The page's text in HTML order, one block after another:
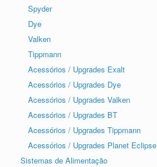
Spyder
Dye
Valken
Tippmann
Acessórios / Upgrades Exalt
Acessórios / Upgrades Dye
Acessórios / Upgrades Valken
Acessórios / Upgrades BT
Acessórios / Upgrades Tippmann
Acessórios / Upgrades Planet Eclipse
Sistemas de Alimentação